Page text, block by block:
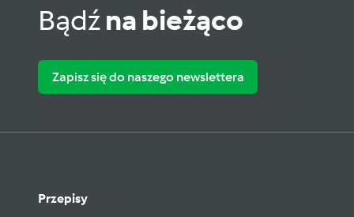
Bądźna bieżąco
Zapisz się do naszego newslettera
Przepisy